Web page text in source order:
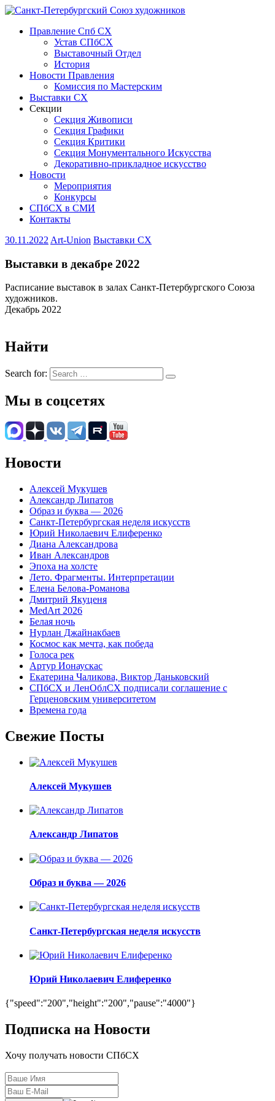
Правление Спб СХ
Устав СПбСХ
Выставочный Отдел
История
Новости Правления
Комиссия по Мастерским
Выставки СХ
Секции
Секция Живописи
Секция Графики
Секция Критики
Секция Монументального Искусства
Декоративно-прикладное искусство
Новости
Мероприятия
Конкурсы
СПбСХ в СМИ
Контакты
30.11.2022 Art-Union Выставки СХ
Выставки в декабре 2022
Расписание выставок в залах Санкт-Петербургского Союза
художников.
Декабрь 2022
Найти
Search for:
Мы в соцсетях
Новости
Алексей Мукушев
Александр Липатов
Образ и буква — 2026
Санкт-Петербургская неделя искусств
Юрий Николаевич Елиференко
Диана Александрова
Иван Александров
Эпоха на холсте
Лето. Фрагменты. Интерпретации
Елена Белова-Романова
Дмитрий Якуценя
MedArt 2026
Белая ночь
Нурлан Джайнакбаев
Космос как мечта, как победа
Голоса рек
Артур Ионаускас
Екатерина Чаликова, Виктор Даньковский
СПбСХ и ЛенОблСХ подписали соглашение с
Герценовским университетом
Времена года
Свежие Посты
Алексей Мукушев
Александр Липатов
Образ и буква — 2026
Санкт-Петербургская неделя искусств
Юрий Николаевич Елиференко
{"speed":"200","height":"200","pause":"4000"}
Подписка на Новости
Хочу получать новости СПбСХ